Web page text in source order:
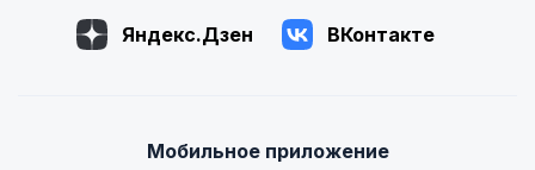
Яндекс.Дзен ВКонтакте
Мобильное приложение